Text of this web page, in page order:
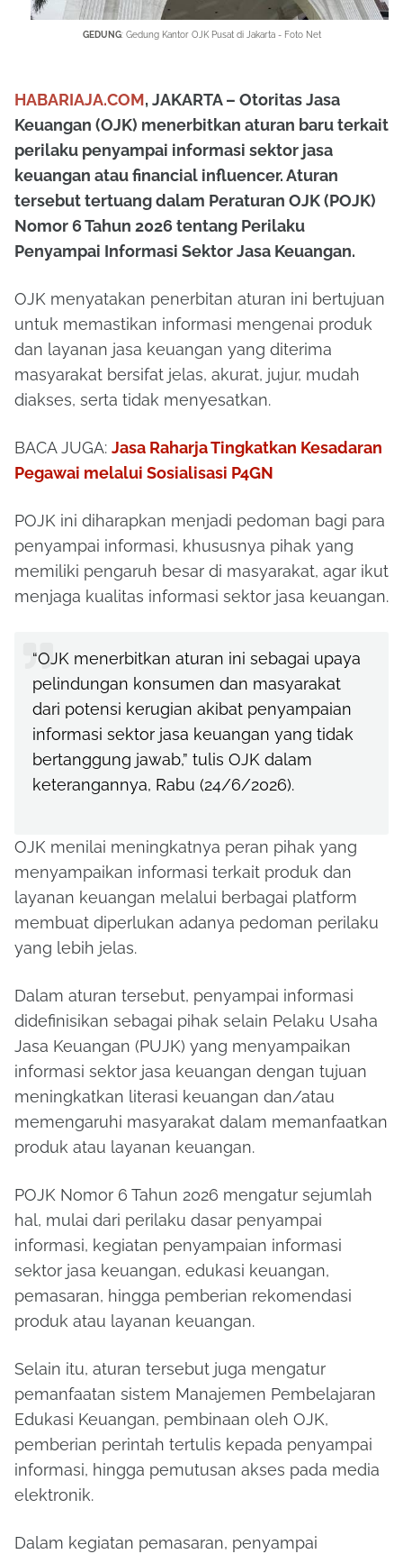
GEDUNG: Gedung Kantor OJK Pusat di Jakarta - Foto Net
HABARIAJA.COM, JAKARTA – Otoritas Jasa
Keuangan (OJK) menerbitkan aturan baru terkait
perilaku penyampai informasi sektor jasa
keuangan atau financial influencer. Aturan
tersebut tertuang dalam Peraturan OJK (POJK)
Nomor 6 Tahun 2026 tentang Perilaku
Penyampai Informasi Sektor Jasa Keuangan.
OJK menyatakan penerbitan aturan ini bertujuan
untuk memastikan informasi mengenai produk
dan layanan jasa keuangan yang diterima
masyarakat bersifat jelas, akurat, jujur, mudah
diakses, serta tidak menyesatkan.
BACA JUGA: Jasa Raharja Tingkatkan Kesadaran
Pegawai melalui Sosialisasi P4GN
POJK ini diharapkan menjadi pedoman bagi para
penyampai informasi, khususnya pihak yang
memiliki pengaruh besar di masyarakat, agar ikut
menjaga kualitas informasi sektor jasa keuangan.
“OJK menerbitkan aturan ini sebagai upaya
pelindungan konsumen dan masyarakat
dari potensi kerugian akibat penyampaian
informasi sektor jasa keuangan yang tidak
bertanggung jawab,” tulis OJK dalam
keterangannya, Rabu (24/6/2026).
OJK menilai meningkatnya peran pihak yang
menyampaikan informasi terkait produk dan
layanan keuangan melalui berbagai platform
membuat diperlukan adanya pedoman perilaku
yang lebih jelas.
Dalam aturan tersebut, penyampai informasi
didefinisikan sebagai pihak selain Pelaku Usaha
Jasa Keuangan (PUJK) yang menyampaikan
informasi sektor jasa keuangan dengan tujuan
meningkatkan literasi keuangan dan/atau
memengaruhi masyarakat dalam memanfaatkan
produk atau layanan keuangan.
POJK Nomor 6 Tahun 2026 mengatur sejumlah
hal, mulai dari perilaku dasar penyampai
informasi, kegiatan penyampaian informasi
sektor jasa keuangan, edukasi keuangan,
pemasaran, hingga pemberian rekomendasi
produk atau layanan keuangan.
Selain itu, aturan tersebut juga mengatur
pemanfaatan sistem Manajemen Pembelajaran
Edukasi Keuangan, pembinaan oleh OJK,
pemberian perintah tertulis kepada penyampai
informasi, hingga pemutusan akses pada media
elektronik.
Dalam kegiatan pemasaran, penyampai